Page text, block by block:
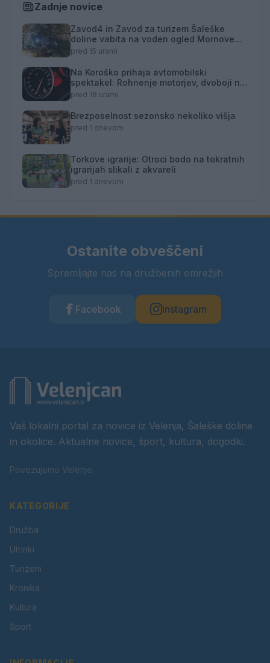
Zadnje novice
Zavod4 in Zavod za turizem Šaleške
doline vabita na voden ogled Mornove
zijalke
pred 15 urami
Na Koroško prihaja avtomobilski
spektakel: Rohnenje motorjev, dvoboji na
progah in atraktivni Car Meet
pred 18 urami
Brezposelnost sezonsko nekoliko višja
pred 1 dnevom
Torkove igrarije: Otroci bodo na tokratnih
igrarijah slikali z akvareli
pred 1 dnevom
Ostanite obveščeni
Spremljajte nas na družbenih omrežjih
Facebook Instagram
Vaš lokalni portal za novice iz Velenja, Šaleške doline
in okolice. Aktualne novice, šport, kultura, dogodki.
Povezujemo Velenje.
KATEGORIJE
Družba
Utrinki
Turizem
Kronika
Kultura
Šport